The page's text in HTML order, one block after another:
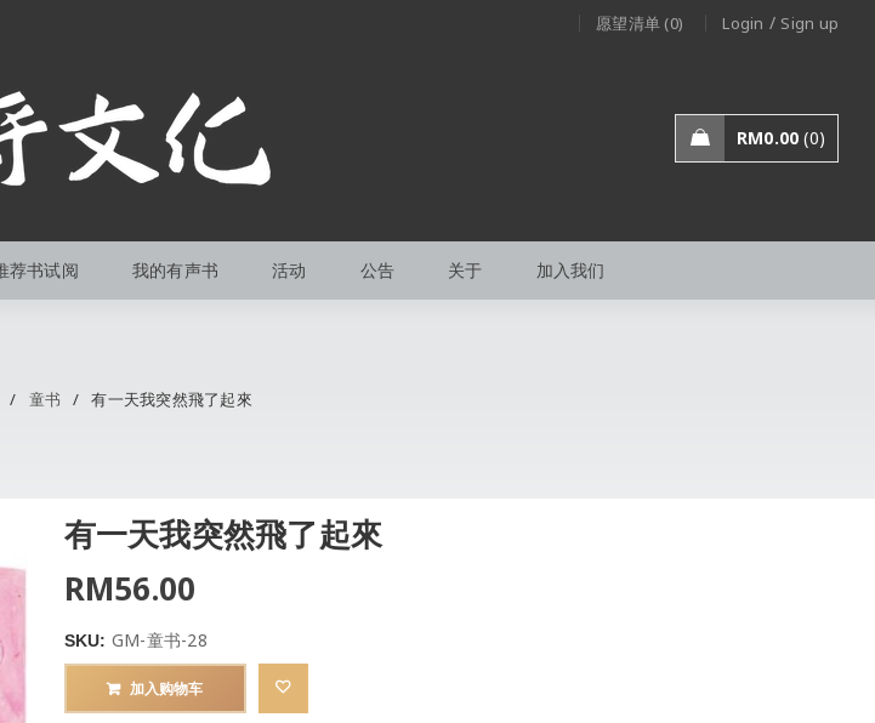
愿望清单 (0) Login / Sign up
RM0.00 0
荐书试阅 我的有声书 活动 公告 关于 加入我们
/ 童书 / 有一天我突然飛了起來
有一天我突然飛了起來
RM56.00
SKU: GM-童书-28
加入购物车